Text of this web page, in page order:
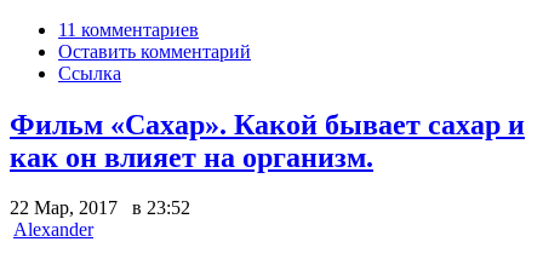
11 комментариев
Оставить комментарий
Ссылка
Фильм «Сахар». Какой бывает сахар и
как он влияет на организм.
22 Мар, 2017 в 23:52
Alexander